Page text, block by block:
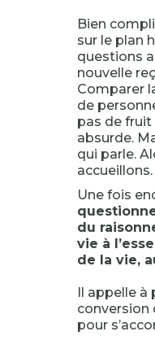
Bien
sur le plan
questions
nouvelle
Comparer
de
pas de
absurde.
qui parle.
accueillons.
Une fois
du
vie à
de la vie,
Il appelle à
conversion
pour